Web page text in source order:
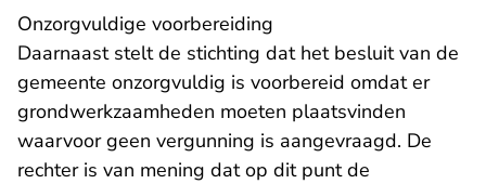
Onzorgvuldige voorbereiding
Daarnaast stelt de stichting dat het besluit van de
gemeente onzorgvuldig is voorbereid omdat er
grondwerkzaamheden moeten plaatsvinden
waarvoor geen vergunning is aangevraagd. De
rechter is van mening dat op dit punt de